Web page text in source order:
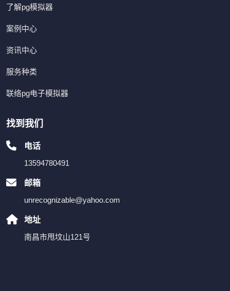
了解pg模拟器
案例中心
资讯中心
服务种类
联络pg电子模拟器
找到我们
电话
13594780491
邮箱
unrecognizable@yahoo.com
地址
南昌市甩坟山121号